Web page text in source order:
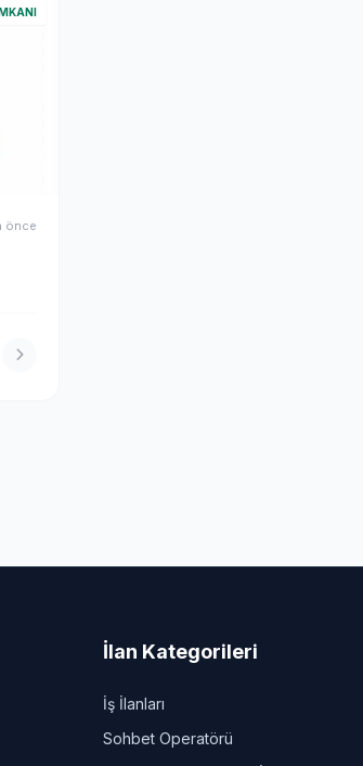
önce
İlan Kategorileri
İş İlanları
Sohbet Operatörü